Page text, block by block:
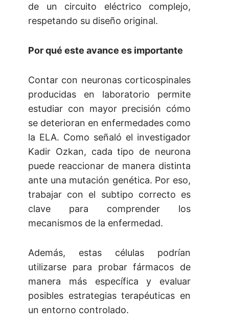
de un circuito eléctrico complejo,
respetando su diseño original.
Por qué este avance es importante
Contar con neuronas corticospinales
producidas en laboratorio permite
estudiar con mayor precisión cómo
se deterioran en enfermedades como
la ELA. Como señaló el investigador
Kadir Ozkan, cada tipo de neurona
puede reaccionar de manera distinta
ante una mutación genética. Por eso,
trabajar con el subtipo correcto es
clave para comprender los
mecanismos de la enfermedad.
Además, estas células podrían
utilizarse para probar fármacos de
manera más específica y evaluar
posibles estrategias terapéuticas en
un entorno controlado.